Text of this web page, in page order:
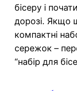
бісеру і
дорозі. Якщо
компактні
сережок –
“набір для